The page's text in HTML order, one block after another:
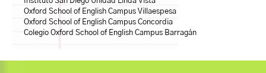
Oxford School of English Campus Villaespesa
Oxford School of English Campus Concordia
Colegio Oxford School of English Campus Barragán